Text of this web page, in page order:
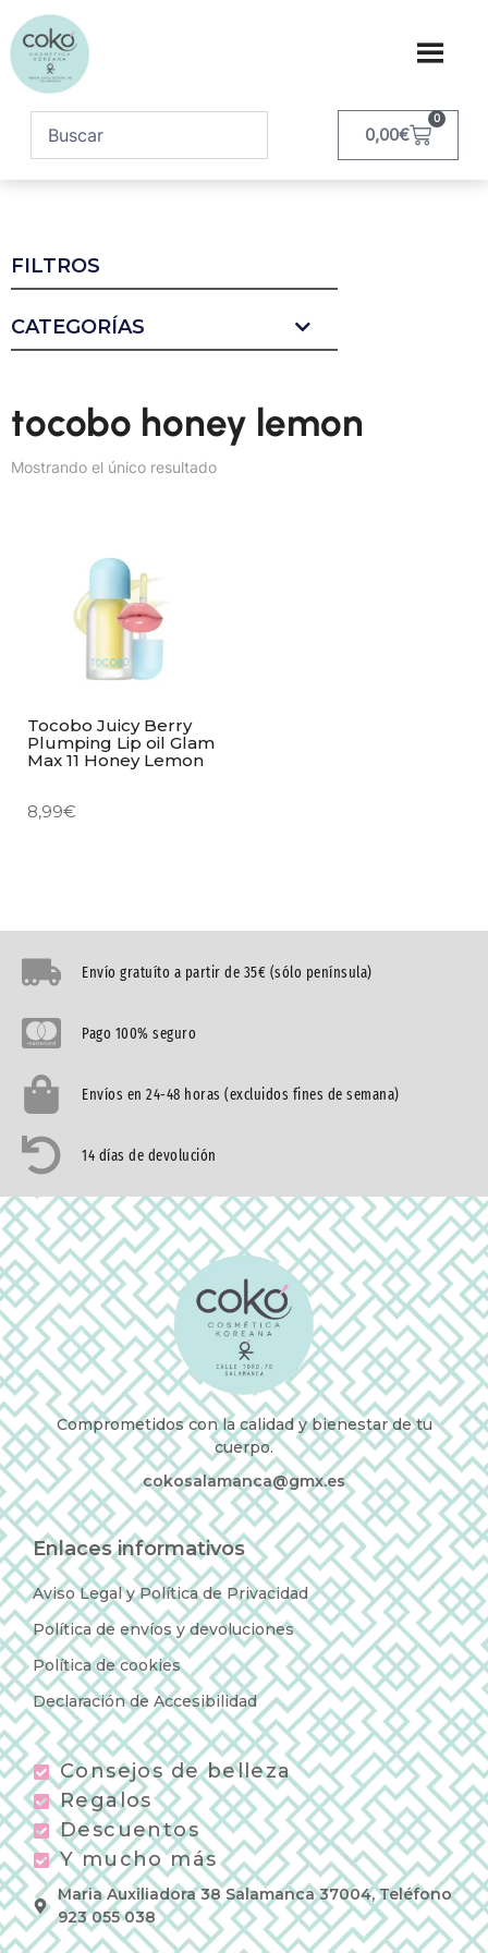
0,00€
0
FILTROS
CATEGORÍAS
tocobo honey lemon
Mostrando el único resultado
Tocobo Juicy Berry
Plumping Lip oil Glam
Max 11 Honey Lemon
8,99€
Envío gratuíto a partir de 35€ (sólo península)
Pago 100% seguro
Envíos en 24-48 horas (excluidos fines de semana)
14 días de devolución
Comprometidos con la calidad y bienestar de tu
cuerpo.
cokosalamanca@gmx.es
Enlaces informativos
Aviso Legal y Política de Privacidad
Política de envíos y devoluciones
Política de cookies
Declaración de Accesibilidad
Consejos de belleza
Regalos
Descuentos
Y mucho más
Maria Auxiliadora 38 Salamanca 37004, Teléfono
923 055 038